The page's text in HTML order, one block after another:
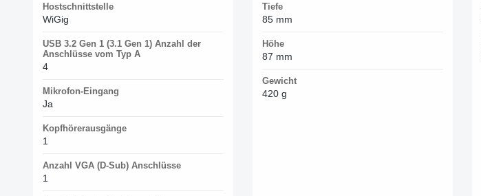
Hostschnittstelle
WiGig
USB 3.2 Gen 1 (3.1 Gen 1) Anzahl der
Anschlüsse vom Typ A
4
Mikrofon-Eingang
Ja
Kopfhörerausgänge
1
Anzahl VGA (D-Sub) Anschlüsse
1
Tiefe
85 mm
Höhe
87 mm
Gewicht
420 g